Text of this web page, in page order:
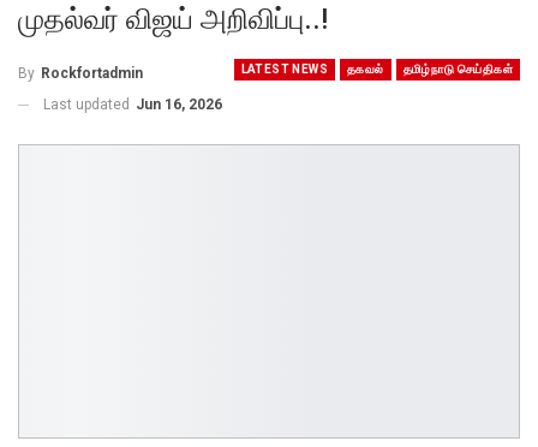
முதல்வர் விஜய் அறிவிப்பு..!
LATEST NEWS தகவல் தமிழ்நாடு செய்திகள்
By Rockfortadmin
Last updated Jun 16, 2026